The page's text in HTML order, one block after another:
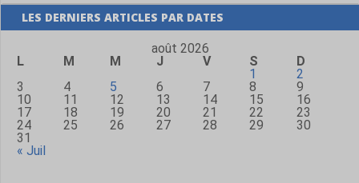
LES DERNIERS ARTICLES PAR DATES
août 2026
L
M M J V S
D
1
2
3
4 5 6 7 8
9
10
11 12 13 14 15
16
17
18 19 20 21 22
23
24
25 26 27 28 29
30
31
« Juil